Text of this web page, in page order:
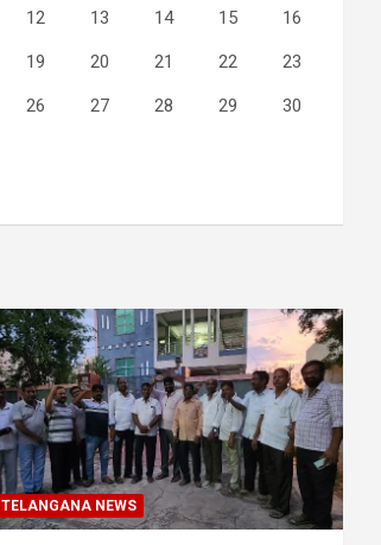
12 13 14 15 16
19 20 21 22 23
26 27 28 29 30
TELANGANA NEWS